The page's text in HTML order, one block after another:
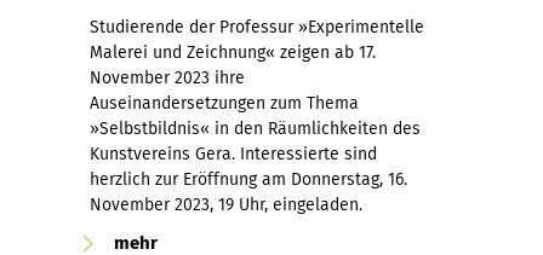
Studierende der Professur »Experimentelle
Malerei und Zeichnung« zeigen ab 17.
November 2023 ihre
Auseinandersetzungen zum Thema
»Selbstbildnis« in den Räumlichkeiten des
Kunstvereins Gera. Interessierte sind
herzlich zur Eröffnung am Donnerstag, 16.
November 2023, 19 Uhr, eingeladen.
mehr